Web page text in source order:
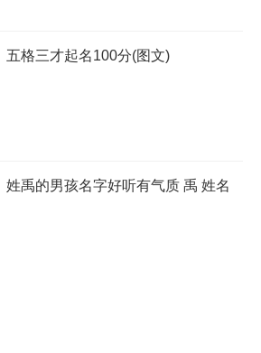
五格三才起名100分(图文)
姓禹的男孩名字好听有气质 禹 姓名